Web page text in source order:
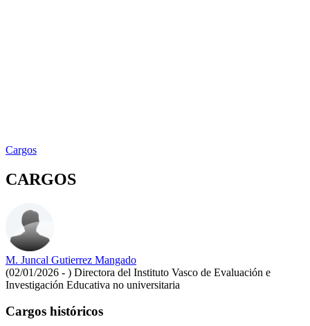
Cargos
CARGOS
M. Juncal Gutierrez Mangado
(02/01/2026 - ) Directora del Instituto Vasco de Evaluación e
Investigación Educativa no universitaria
Cargos históricos